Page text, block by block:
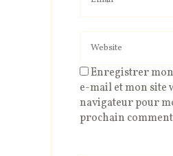
Enregistrer
e-mail et mon site
navigateur pour
prochain